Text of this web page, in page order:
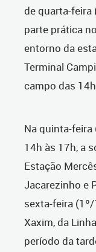
de quarta-feira
parte prática
entorno da
Terminal
campo das
Na quinta-
14h às 17h, a
Estação
Jacarezinho e
sexta-feira
Xaxim, da
período da